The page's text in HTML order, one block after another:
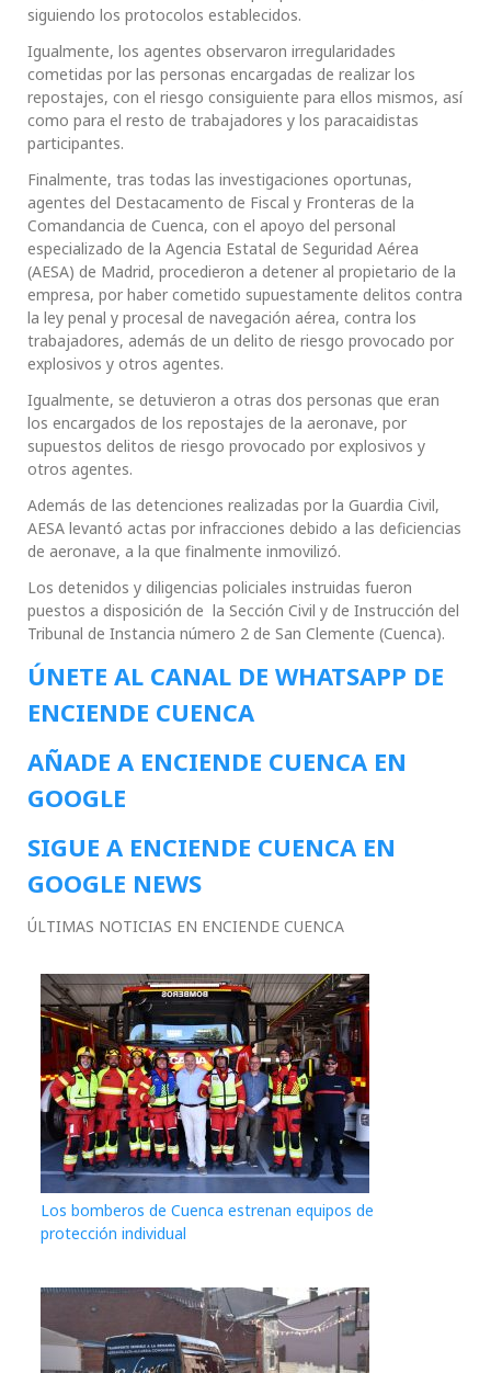
siguiendo los protocolos establecidos.
Igualmente, los agentes observaron irregularidades
cometidas por las personas encargadas de realizar los
repostajes, con el riesgo consiguiente para ellos mismos, así
como para el resto de trabajadores y los paracaidistas
participantes.
Finalmente, tras todas las investigaciones oportunas,
agentes del Destacamento de Fiscal y Fronteras de la
Comandancia de Cuenca, con el apoyo del personal
especializado de la Agencia Estatal de Seguridad Aérea
(AESA) de Madrid, procedieron a detener al propietario de la
empresa, por haber cometido supuestamente delitos contra
la ley penal y procesal de navegación aérea, contra los
trabajadores, además de un delito de riesgo provocado por
explosivos y otros agentes.
Igualmente, se detuvieron a otras dos personas que eran
los encargados de los repostajes de la aeronave, por
supuestos delitos de riesgo provocado por explosivos y
otros agentes.
Además de las detenciones realizadas por la Guardia Civil,
AESA levantó actas por infracciones debido a las deficiencias
de aeronave, a la que finalmente inmovilizó.
Los detenidos y diligencias policiales instruidas fueron
puestos a disposición de la Sección Civil y de Instrucción del
Tribunal de Instancia número 2 de San Clemente (Cuenca).
ÚNETE AL CANAL DE WHATSAPP DE
ENCIENDE CUENCA
AÑADE A ENCIENDE CUENCA EN
GOOGLE
SIGUE A ENCIENDE CUENCA EN
GOOGLE NEWS
ÚLTIMAS NOTICIAS EN ENCIENDE CUENCA
Los bomberos de Cuenca estrenan equipos de
protección individual